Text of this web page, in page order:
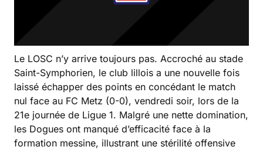
Le LOSC n’y arrive toujours pas. Accroché au stade
Saint-Symphorien, le club lillois a une nouvelle fois
laissé échapper des points en concédant le match
nul face au FC Metz (0-0), vendredi soir, lors de la
21e journée de Ligue 1. Malgré une nette domination,
les Dogues ont manqué d’efficacité face à la
formation messine, illustrant une stérilité offensive